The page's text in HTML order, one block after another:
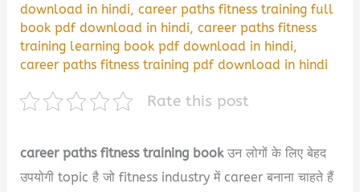
download in hindi,career paths fitness training full
book pdf download in hindi,career paths fitness
training learning book pdf download in hindi,
career paths fitness training pdf download in hindi
Rate this post
career paths fitness training bookउन लोगों के लिए बेहद
उपयोगी topic है जो fitness industry में career बनाना चाहते हैं